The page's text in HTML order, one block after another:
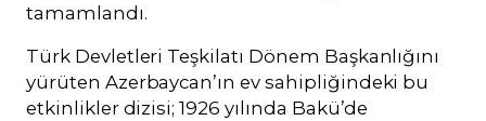
tamamlandı.
Türk Devletleri Teşkilatı Dönem Başkanlığını
yürüten Azerbaycan’ın ev sahipliğindeki bu
etkinlikler dizisi; 1926 yılında Bakü’de